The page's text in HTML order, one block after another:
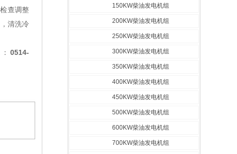
查调整
清洗冷
0514-
150KW柴油发电机组
200KW柴油发电机组
250KW柴油发电机组
300KW柴油发电机组
350KW柴油发电机组
400KW柴油发电机组
450KW柴油发电机组
500KW柴油发电机组
600KW柴油发电机组
700KW柴油发电机组